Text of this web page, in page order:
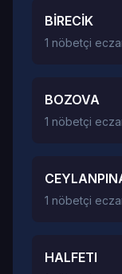
BİRECİK
1 nöbetçi
BOZOVA
1 nöbetçi
1 nöbetçi
HALFETI